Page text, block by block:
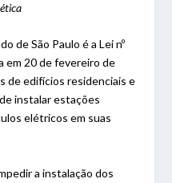
de São Paulo é a Lei nº
em 20 de fevereiro de
de edifícios residenciais e
instalar estações
elétricos em suas
a instalação dos